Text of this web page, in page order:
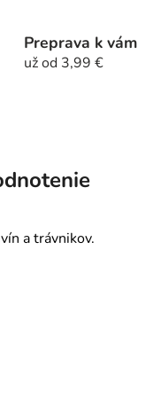
Preprava k vám
už od 3,99 €
a trávnikov.